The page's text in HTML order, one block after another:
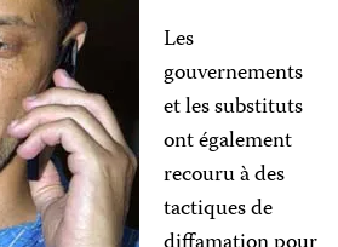
Les
gouvernements
et lessubstituts
ont également
recouru à des
tactiques de